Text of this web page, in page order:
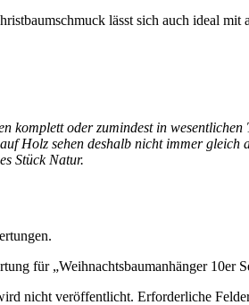
lässt sich auch ideal
komplett oder zumindest in
Holz sehen deshalb nicht immer
Stück Natur.
für „Weihnachtsbaumanhänger 10er
nicht veröffentlicht. Erforderliche